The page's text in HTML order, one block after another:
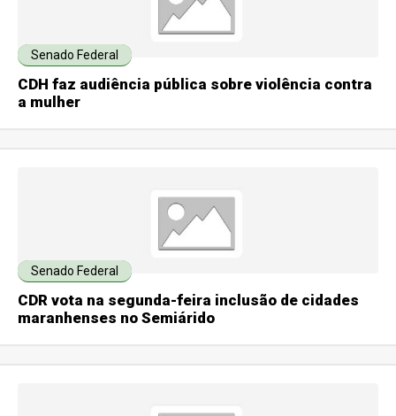
Senado Federal
CDH faz audiência pública sobre violência contra
a mulher
Senado Federal
CDR vota na segunda-feira inclusão de cidades
maranhenses no Semiárido